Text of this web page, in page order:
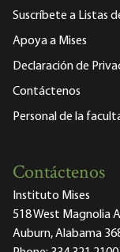
Suscríbete a Listas
Apoya a Mises
Declaración de
Contáctenos
Personal de la
Contáctenos
Instituto Mises
518 West Magnolia
Auburn, Alabama